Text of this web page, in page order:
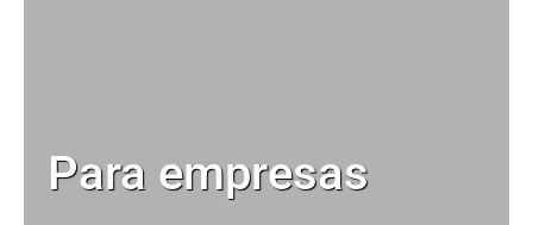
Para empresas